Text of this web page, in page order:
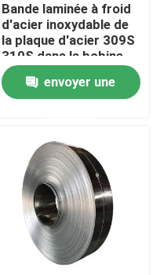
Bande laminée à froid
d'acier inoxydable de
la plaque d'acier 309S
310S dans la bobine
envoyer une